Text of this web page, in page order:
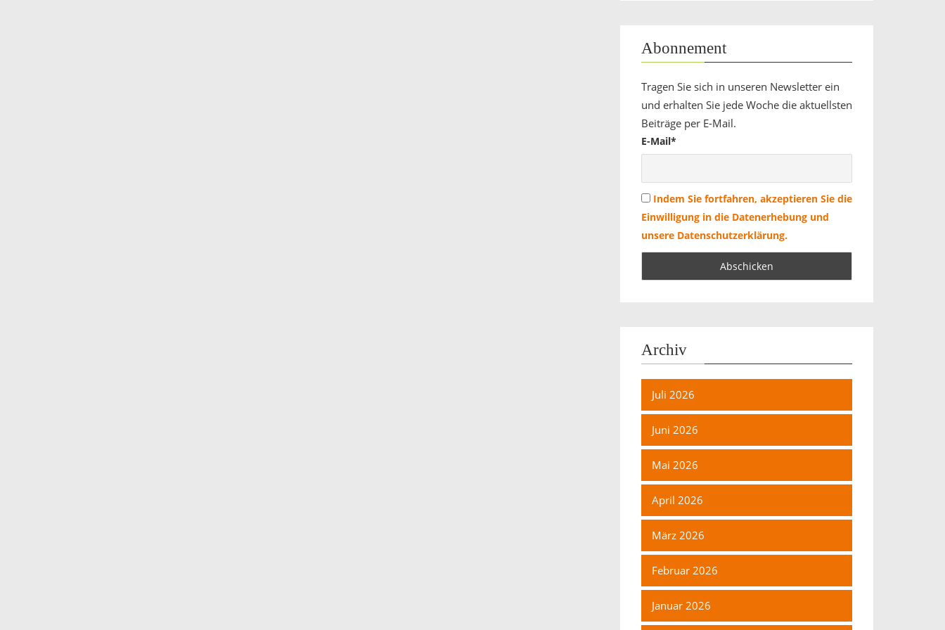
Abonnement
Tragen Sie sich in unseren Newsletter ein
und erhalten Sie jede Woche die aktuellsten
Beiträge per E-Mail.
E-Mail*
Indem Sie fortfahren, akzeptieren Sie die
Einwilligung in die Datenerhebung und
unsere Datenschutzerklärung.
Archiv
Juli 2026
Juni 2026
Mai 2026
April 2026
März 2026
Februar 2026
Januar 2026